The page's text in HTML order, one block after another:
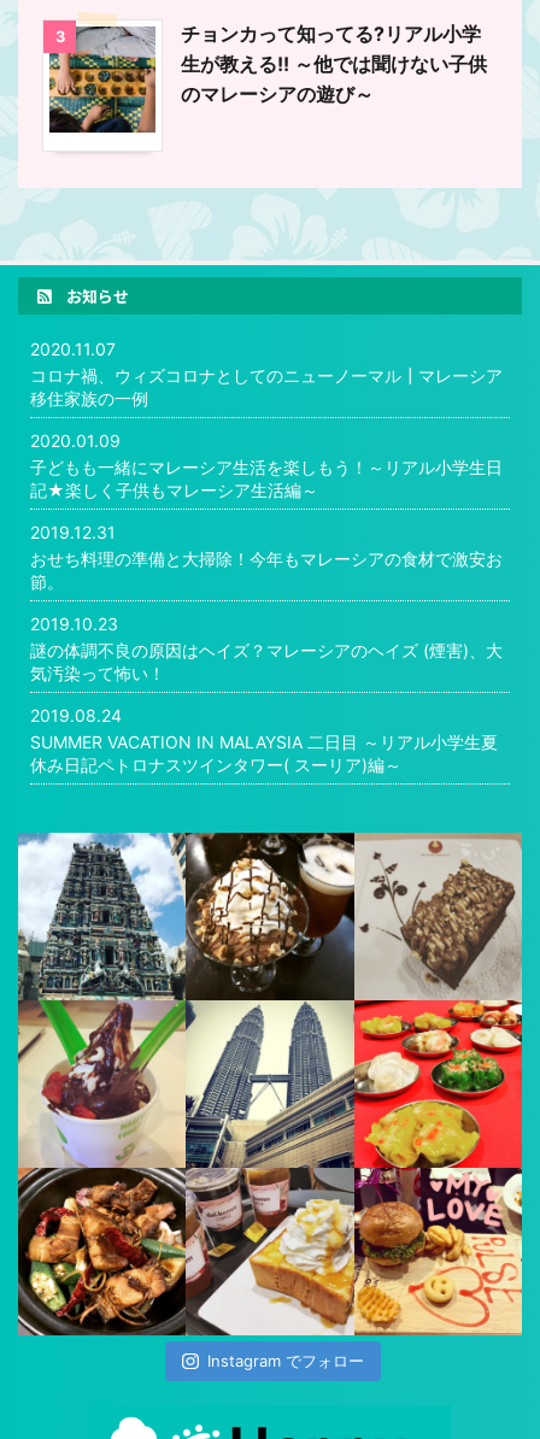
3
チョンカって知ってる?リアル小学
生が教える!! ～他では聞けない子供
のマレーシアの遊び～
お知らせ
2020.11.07
コロナ禍、ウィズコロナとしてのニューノーマル┃マレーシア
移住家族の一例
2020.01.09
子どもも一緒にマレーシア生活を楽しもう！～リアル小学生日
記★楽しく子供もマレーシア生活編～
2019.12.31
おせち料理の準備と大掃除！今年もマレーシアの食材で激安お
節。
2019.10.23
謎の体調不良の原因はヘイズ？マレーシアのヘイズ (煙害)、大
気汚染って怖い！
2019.08.24
SUMMER VACATION IN MALAYSIA 二日目 ～リアル小学生夏
休み日記ペトロナスツインタワー( スーリア)編～
Instagram でフォロー